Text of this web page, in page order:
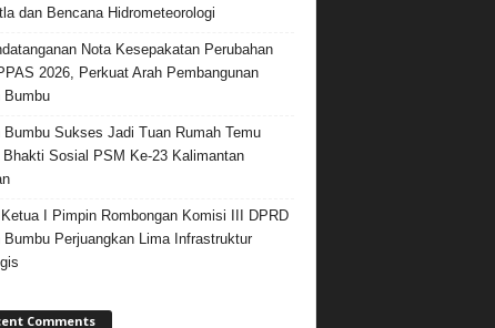
dan Bencana Hidrometeorologi
Nota Kesepakatan Perubahan
2026, Perkuat Arah Pembangunan
Bumbu
Bumbu Sukses Jadi Tuan Rumah Temu
Bhakti Sosial PSM Ke-23 Kalimantan
I Pimpin Rombongan Komisi III DPRD
Bumbu Perjuangkan Lima Infrastruktur
Comments